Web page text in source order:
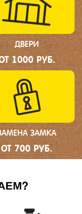
ДВЕРИ
1000 РУБ.
ЗАМКА
ОТ 700 РУБ.